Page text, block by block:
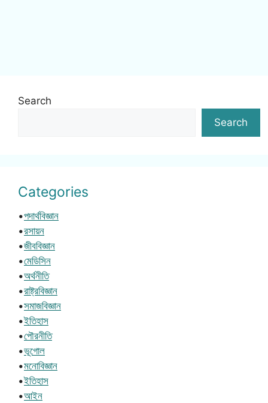
Search
Search
Categories
•পদার্থবিজ্ঞান
•রসায়ন
•জীববিজ্ঞান
•মেডিসিন
•অর্থনীতি
•রাষ্ট্রবিজ্ঞান
•সমাজবিজ্ঞান
•ইতিহাস
•পৌরনীতি
•ভূগোল
•মনোবিজ্ঞান
•ইতিহাস
•আইন